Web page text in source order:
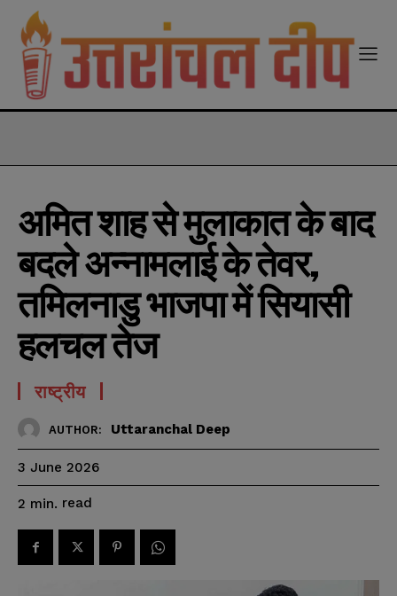
अमित शाह से मुलाकात के बाद
बदले अन्नामलाई के तेवर,
तमिलनाडु भाजपा में सियासी
हलचल तेज
राष्ट्रीय
AUTHOR: Uttaranchal Deep
3 June 2026
2 min. read